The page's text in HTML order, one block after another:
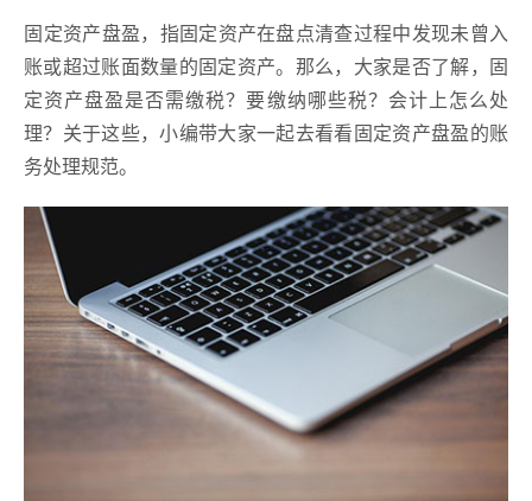
​固定资产盘盈，指固定资产在盘点清查过程中发现未曾入
账或超过账面数量的固定资产。那么，大家是否了解，固
定资产盘盈是否需缴税？要缴纳哪些税？会计上怎么处
理？关于这些，小编带大家一起去看看固定资产盘盈的账
务处理规范。